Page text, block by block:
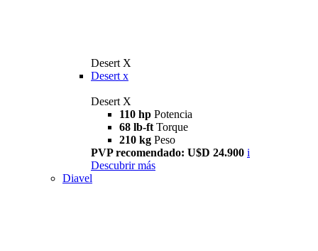
Desert X
Desert x
Desert X
110 hp Potencia
68 lb-ft Torque
210 kg Peso
PVP recomendado: U$D 24.900 i
Descubrir más
Diavel